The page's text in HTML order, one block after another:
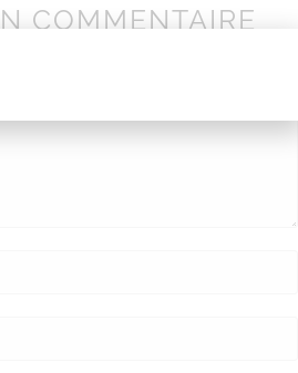
COMMENTAIRE